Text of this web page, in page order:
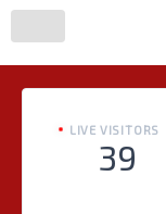
LIVE VISITORS
39